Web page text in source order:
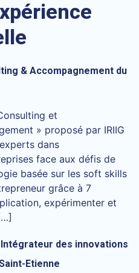
& Accompagnement du
et
» proposé par IRIIG
dans
face aux défis de
basée sur les soft skills
grâce à 7
expérimenter et
des innovations
Etienne